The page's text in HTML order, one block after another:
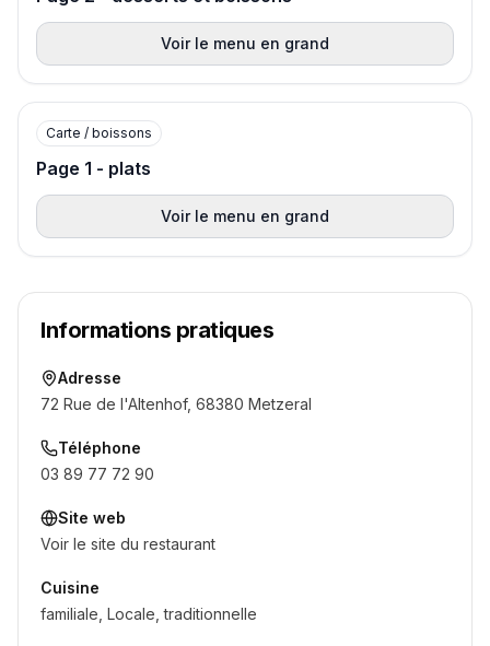
Voir le menu en grand
Carte / boissons
Page 1 - plats
Voir le menu en grand
Informations pratiques
Adresse
72 Rue de l'Altenhof, 68380 Metzeral
Téléphone
03 89 77 72 90
Site web
Voir le site du restaurant
Cuisine
familiale, Locale, traditionnelle